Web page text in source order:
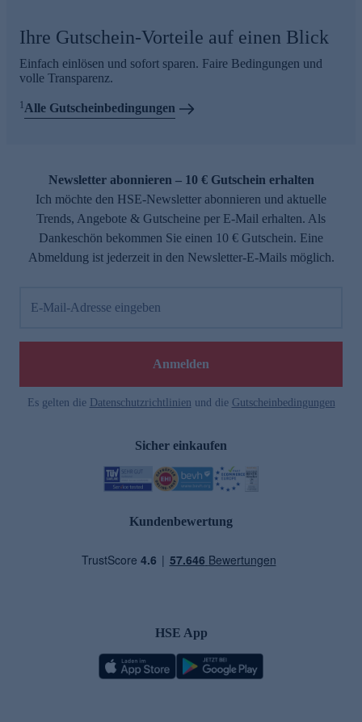
Ihre Gutschein-Vorteile auf einen Blick
Einfach einlösen und sofort sparen. Faire Bedingungen und
volle Transparenz.
1Alle Gutscheinbedingungen
Newsletter abonnieren – 10 € Gutschein erhalten
Ich möchte den HSE-Newsletter abonnieren und aktuelle
Trends, Angebote & Gutscheine per E-Mail erhalten. Als
Dankeschön bekommen Sie einen 10 € Gutschein. Eine
Abmeldung ist jederzeit in den Newsletter-E-Mails möglich.
E-Mail-Adresse eingeben
Anmelden
Es gelten die Datenschutzrichtlinien und die Gutscheinbedingungen
Sicher einkaufen
Kundenbewertung
HSE App